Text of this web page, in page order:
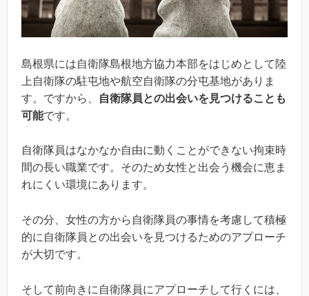
島根県には自衛隊島根地方協力本部をはじめとして陸
上自衛隊の駐屯地や航空自衛隊の分屯基地がありま
す。ですから、
自衛隊員との出会いを見つけることも
可能です。
自衛隊員はなかなか自由に動くことができない拘束時
間の長い職業です。そのため女性と出会う機会に恵ま
れにくい環境にあります。
その分、女性の方から自衛隊員の事情を考慮して積極
的に自衛隊員との出会いを見つけるためのアプローチ
が大切です。
そして前向きに自衛隊員にアプローチして行くには、